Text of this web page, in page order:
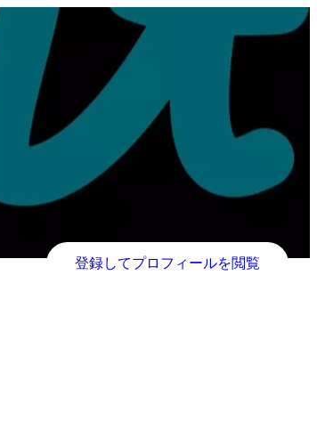
登録してプロフィールを閲覧